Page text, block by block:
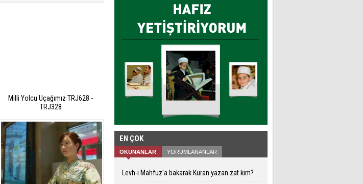
Milli Yolcu Uçağımız TRJ628 -
TRJ328
EN ÇOK
OKUNANLAR YORUMLANANLAR
Levh-i Mahfuz'a bakarak Kuran yazan zat kim?